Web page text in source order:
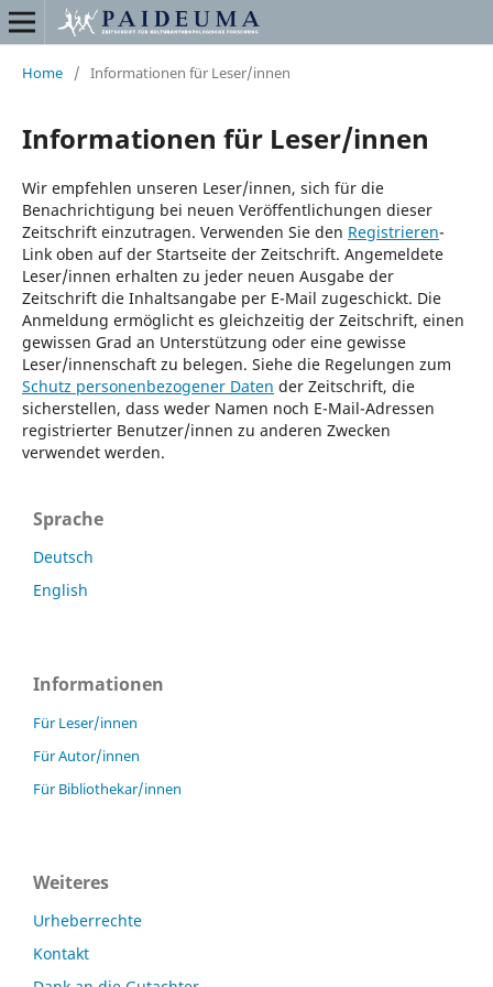
Home / Informationen für Leser/innen
Informationen für Leser/innen
Wir empfehlen unseren Leser/innen, sich für die
Benachrichtigung bei neuen Veröffentlichungen dieser
Zeitschrift einzutragen. Verwenden Sie den Registrieren-
Link oben auf der Startseite der Zeitschrift. Angemeldete
Leser/innen erhalten zu jeder neuen Ausgabe der
Zeitschrift die Inhaltsangabe per E-Mail zugeschickt. Die
Anmeldung ermöglicht es gleichzeitig der Zeitschrift, einen
gewissen Grad an Unterstützung oder eine gewisse
Leser/innenschaft zu belegen. Siehe die Regelungen zum
Schutz personenbezogener Daten der Zeitschrift, die
sicherstellen, dass weder Namen noch E-Mail-Adressen
registrierter Benutzer/innen zu anderen Zwecken
verwendet werden.
Sprache
Deutsch
English
Informationen
Für Leser/innen
Für Autor/innen
Für Bibliothekar/innen
Weiteres
Urheberrechte
Kontakt